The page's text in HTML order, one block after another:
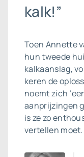
kalk!”
Toen Annette
hun tweede
kalkaanslag,
keren de
noemt zich
aanprijzingen
is ze zo
vertellen moet.